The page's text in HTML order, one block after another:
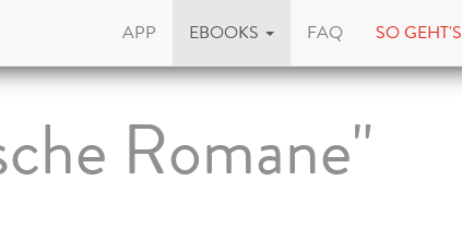
APP EBOOKS FAQ SO GEHT'S
Romane"